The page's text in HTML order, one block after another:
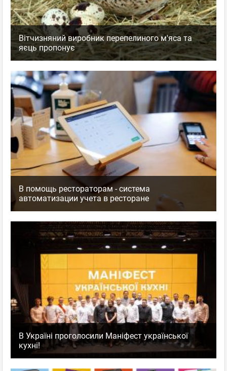
Вітчизняний виробник перепелиного м'яса та
яєць пропонує
В помощь рестораторам - система
автоматизации учета в ресторане
В Україні проголосили Маніфест української
кухні!